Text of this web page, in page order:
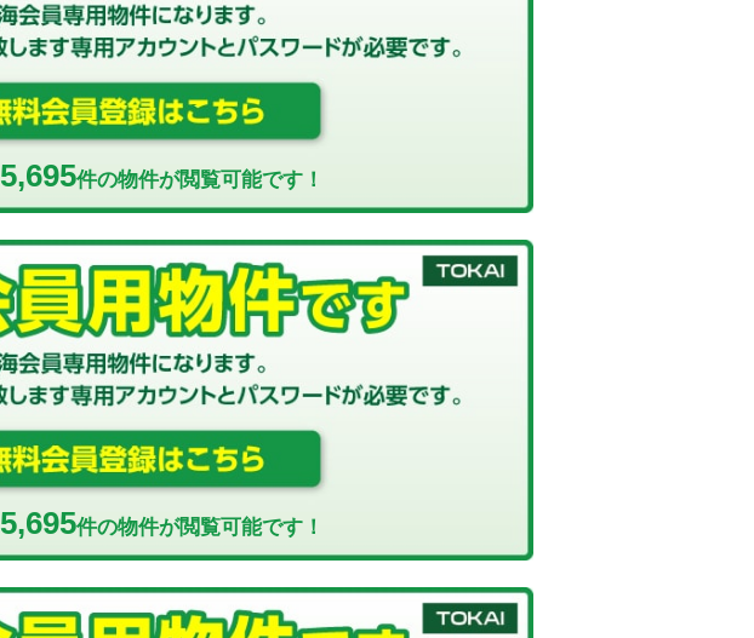
5,695件の物件が閲覧可能です！
5,695件の物件が閲覧可能です！